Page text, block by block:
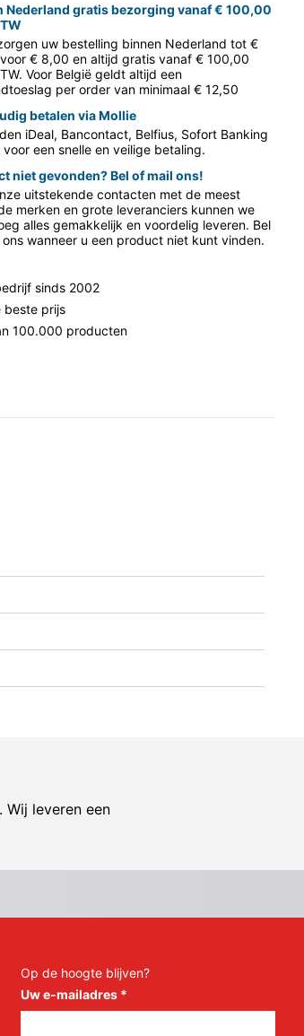
volgende
Nederland gratis bezorging vanaf € 100,00
uw bestelling binnen Nederland tot €
€ 8,00 en altijd gratis vanaf € 100,00
Voor België geldt altijd een
per order van minimaal € 12,50
betalen via Mollie
iDeal, Bancontact, Belfius, Sofort Banking
voor een snelle en veilige betaling.
niet gevonden? Bel of mail ons!
uitstekende contacten met de meest
merken en grote leveranciers kunnen we
alles gemakkelijk en voordelig leveren. Bel
wanneer u een product niet kunt vinden.
sinds 2002
beste prijs
100.000 producten
leveren een
Op de hoogte blijven?
Uw e-mailadres *